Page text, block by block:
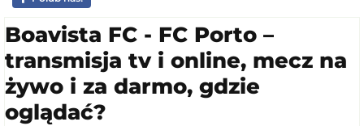
Boavista FC - FC Porto –
transmisja tv i online, mecz na
żywo i za darmo, gdzie
oglądać?